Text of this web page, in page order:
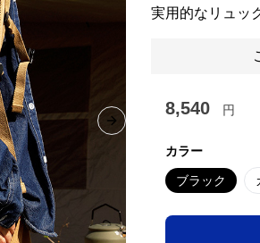
Next slide
実用的なリュッ
8,540 円
カラー
ブラック